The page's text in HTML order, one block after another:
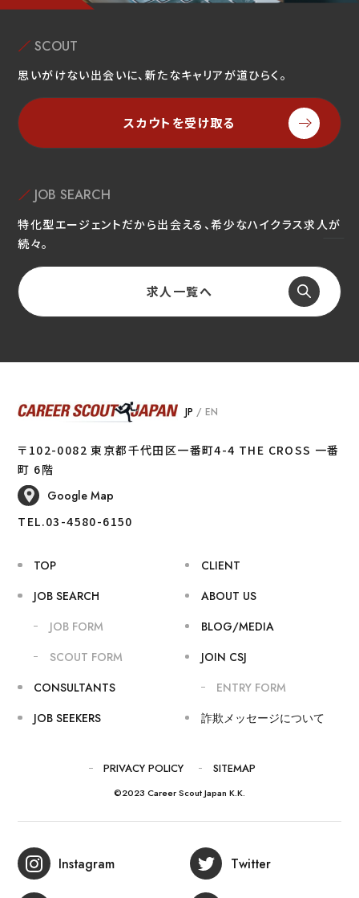
SCOUT
思いがけない出会いに、新たなキャリアが道ひらく。
スカウトを受け取る
JOB SEARCH
特化型エージェントだから出会える、希少なハイクラス求人が
続々。
求人一覧へ
JP /EN
〒102-0082 東京都千代田区一番町4-4 THE CROSS 一番
町 6階
Google Map
TEL.03-4580-6150
TOP
JOB SEARCH
JOB FORM
SCOUT FORM
CONSULTANTS
JOB SEEKERS
CLIENT
ABOUT US
BLOG/MEDIA
JOIN CSJ
ENTRY FORM
詐欺メッセージについて
PRIVACY POLICY SITEMAP
©2023 Career Scout Japan K.K.
Instagram Twitter